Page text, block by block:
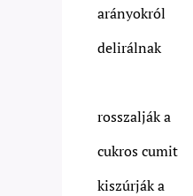
arányokról
delirálnak
rosszalják a
cukros cumit
kiszúrják a